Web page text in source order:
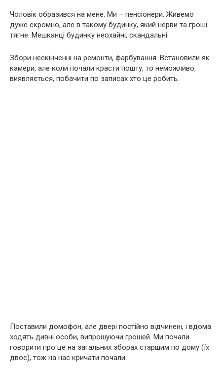
Чоловік образився на мене. Ми – пенсіонери. Живемо
дуже скромно, але в такому будинку, який нерви та гроші
тягне. Мешканці будинку неохайні, скандальні.
Збори нескінченні на ремонти, фарбування. Встановили як
камери, але коли почали красти пошту, то неможливо,
виявляється, побачити по записах хто це робить.
Поставили домофон, але двері постійно відчинені, і вдома
ходять дивні особи, випрошуючи грошей. Ми почали
говорити про це на загальних зборах старшим по дому (їх
двоє), тож на нас кричати почали.